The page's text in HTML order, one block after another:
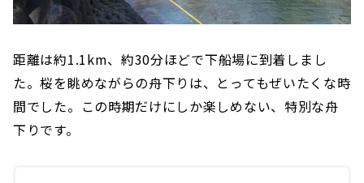
距離は約1.1km、約30分ほどで下船場に到着しまし
た。桜を眺めながらの舟下りは、とってもぜいたくな時
間でした。この時期だけにしか楽しめない、特別な舟
下りです。